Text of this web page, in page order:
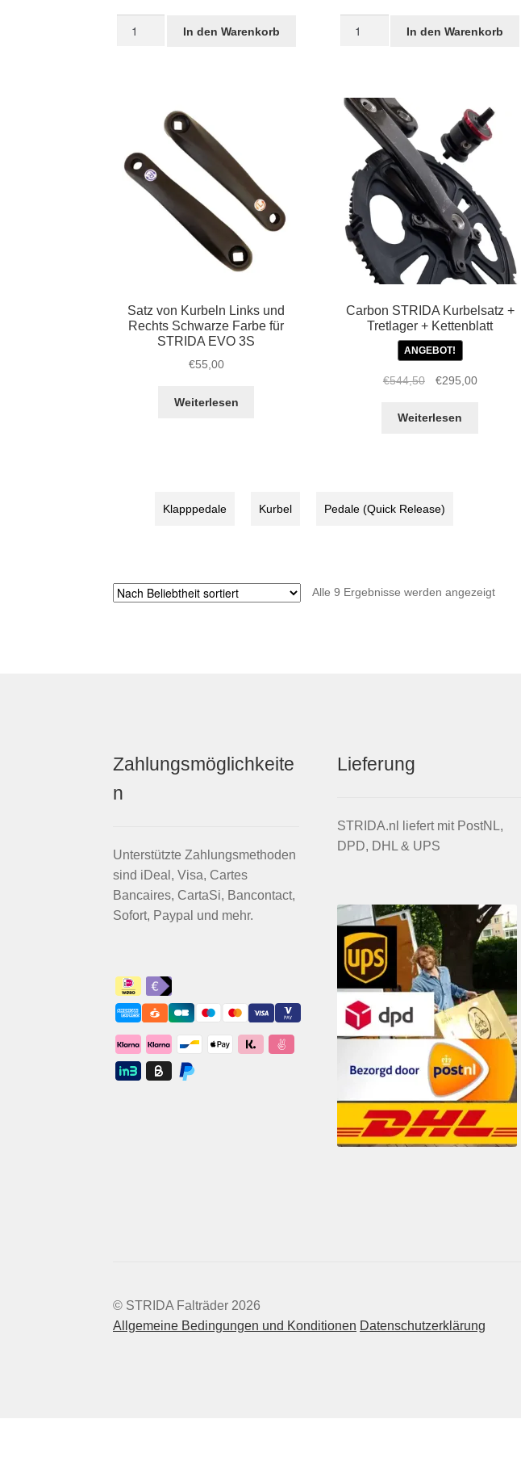
In den Warenkorb
STRIDA
Menge
In den Warenkorb
Satz von Kurbeln Links und
Rechts Schwarze Farbe für
STRIDA EVO 3S
€55,00
Weiterlesen
Carbon STRIDA Kurbelsatz +
Tretlager + Kettenblatt
ANGEBOT!
€544,50
Ursprünglicher
war:
€295,00Aktueller
Weiterlesen
Klapppedale Kurbel Pedale (Quick Release)
Alle 9 Ergebnisse werden angezeigtNach
Zahlungsmöglichkeite
n
Unterstützte Zahlungsmethoden
sind iDeal, Visa, Cartes
Bancaires, CartaSi, Bancontact,
Sofort, Paypal und mehr.
Lieferung
STRIDA.nl liefert mit PostNL,
DPD, DHL & UPS
© STRIDA Falträder 2026
Allgemeine Bedingungen und Konditionen Datenschutzerklärung